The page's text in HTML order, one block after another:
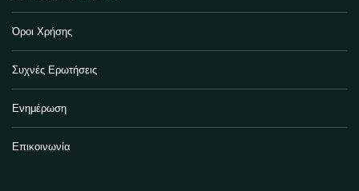
Όροι Χρήσης
Συχνές Ερωτήσεις
Ενημέρωση
Επικοινωνία